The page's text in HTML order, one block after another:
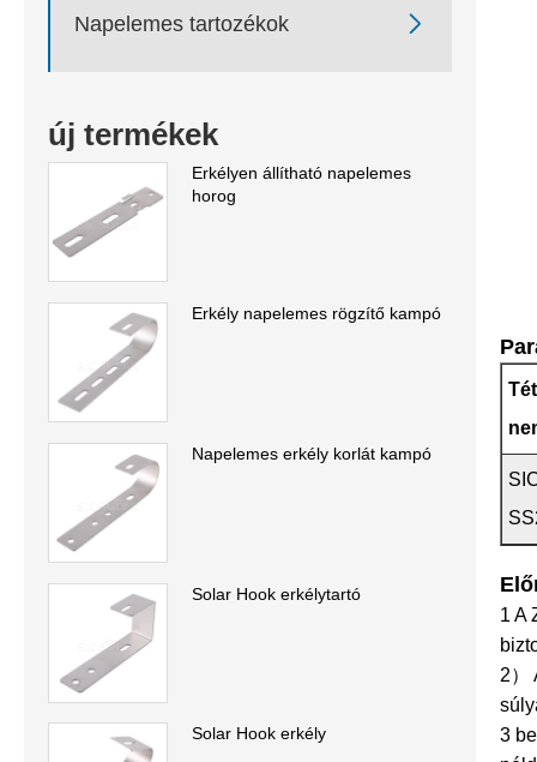
Napelemes tartozékok 
új termékek
Erkélyen állítható napelemes
horog
Erkély napelemes rögzítő kampó
Napelemes erkély korlát kampó
Solar Hook erkélytartó
Solar Hook erkély
1 A
2）
3